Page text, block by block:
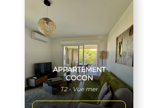
APPARTEMENT
COCON
T2 - Vue mer